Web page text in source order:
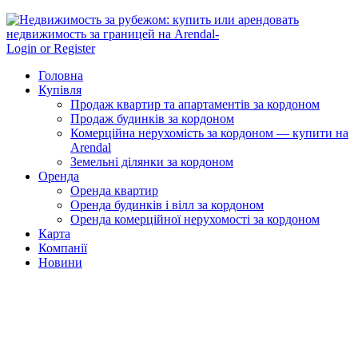
Login or Register
Головна
Купівля
Продаж квартир та апартаментів за кордоном
Продаж будинків за кордоном
Комерційна нерухомість за кордоном — купити на
Arendal
Земельні ділянки за кордоном
Оренда
Оренда квартир
Оренда будинків і вілл за кордоном
Оренда комерційної нерухомості за кордоном
Карта
Компанії
Новини